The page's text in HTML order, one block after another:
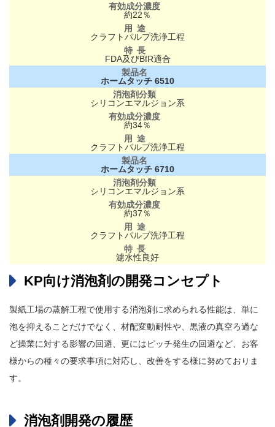
約22％
クラフトパルプ洗浄工程
FDA及びBfR適合
ホームタッチ 6510
シリコンエマルジョン系
約34％
クラフトパルプ洗浄工程
ホームタッチ 6710
シリコンエマルジョン系
約37％
クラフトパルプ洗浄工程
濾水性良好
KP向け消泡剤の開発コンセプト
製紙工場の蒸解工程で使用する消泡剤に求められる性能は、単に
泡を抑えることだけでなく、材配変動耐性や、黒液の真空ろ過な
ど操業に対する影響の回避、更にはピッチ発生の回避など、お客
様からの種々の要求事項に対応し、改善をする様に努めておりま
す。
消泡剤開発の履歴